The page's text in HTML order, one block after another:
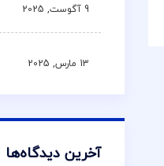
9 آگوست, 2025
13 مارس, 2025
آخرین دیدگاه‌ها